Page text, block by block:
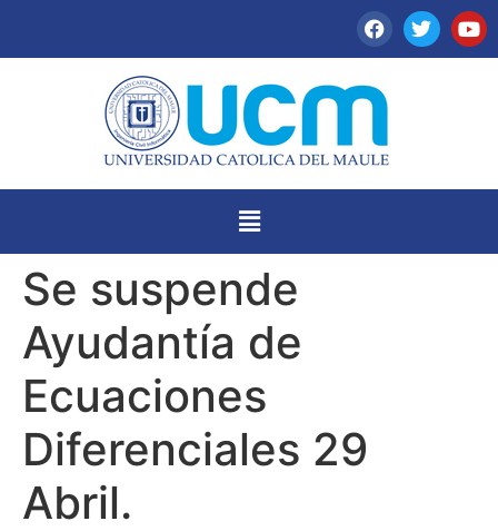
Se suspende
Ayudantía de
Ecuaciones
Diferenciales 29
Abril.